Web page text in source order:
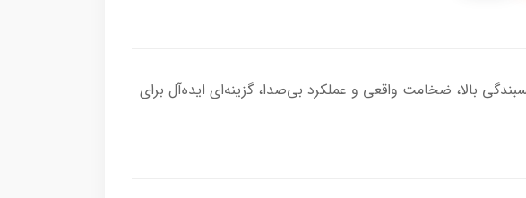
چسبندگی بالا، ضخامت واقعی و عملکرد بی‌صدا، گزینه‌ای ایده‌آل برای